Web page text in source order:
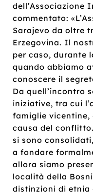
dell’Associazione
commentato:
Sarajevo da oltre
Erzegovina. Il
per caso, durante
quando abbiamo
conoscere il
Da quell’incontro
iniziative, tra cui
famiglie vicentine,
causa del
si sono
a fondare
allora siamo
località della
distinzioni di etnia